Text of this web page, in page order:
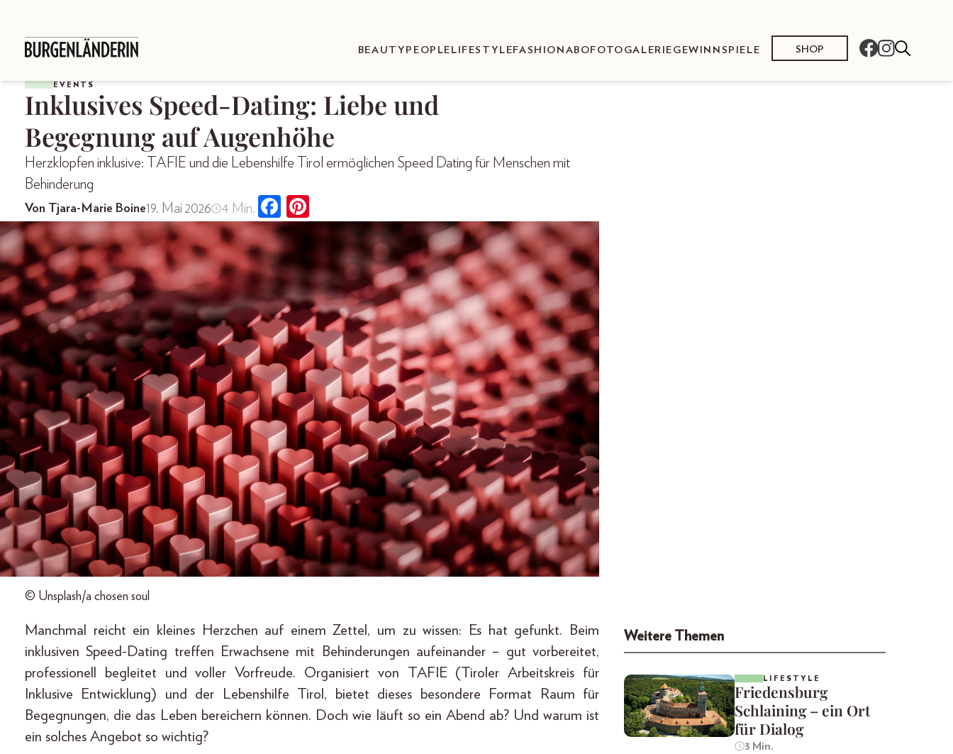
BEAUTY PEOPLE LIFESTYLEFASHION ABOFOTOGALERIE GEWINNSPIELE SHOP
EVENTS
Inklusives Speed-Dating: Liebe und
Begegnung auf Augenhöhe
Herzklopfen inklusive: TAFIE und die Lebenshilfe Tirol ermöglichen Speed Dating für Menschen mit
Behinderung
Von Tjara-Marie Boine19. Mai 2026 4 Min.
© Unsplash/a chosen soul
Manchmal reicht ein kleines Herzchen auf einem Zettel, um zu wissen: Es hat gefunkt. Beim
inklusiven Speed-Dating treffen Erwachsene mit Behinderungen aufeinander – gut vorbereitet,
professionell begleitet und voller Vorfreude. Organisiert von TAFIE (Tiroler Arbeitskreis für
Inklusive Entwicklung) und der Lebenshilfe Tirol, bietet dieses besondere Format Raum für
Begegnungen, die das Leben bereichern können. Doch wie läuft so ein Abend ab? Und warum ist
ein solches Angebot so wichtig?
Weitere Themen
LIFESTYLE
Friedensburg
Schlaining – ein Ort
für Dialog
3 Min.